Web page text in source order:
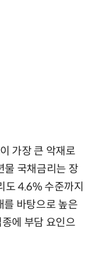
가장 큰 악재로
물 국채금리는 장
도 4.6% 수준까지
를 바탕으로 높은
에 부담 요인으